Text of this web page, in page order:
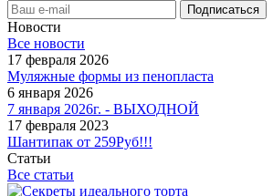
Новости
Все новости
17 февраля 2026
Муляжные формы из пенопласта
6 января 2026
7 января 2026г. - ВЫХОДНОЙ
17 февраля 2023
Шантипак от 259Руб!!!
Статьи
Все статьи